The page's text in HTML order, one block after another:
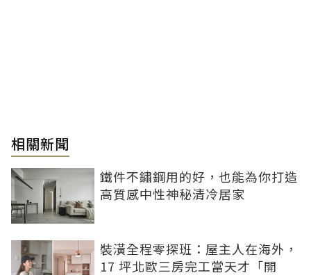
相關新聞
鐵件不鏽鋼用的好，也能為你打造
高質感中性神秘清冷居家
裝潢全程零探班：屋主人在海外，
17 坪北歐三房完工當天才「開